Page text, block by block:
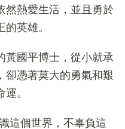
然熱愛生活，並且勇於
英雄。
黃國平博士，從小就承
卻憑著莫大的勇氣和艱
。
這個世界，不辜負這